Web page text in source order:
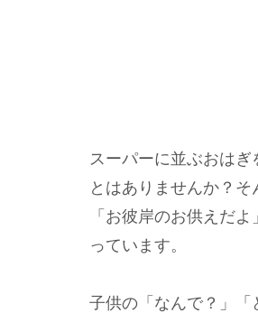
スーパーに並ぶおは
とはありませんか？
「お彼岸のお供えだ
っています。
子供の「なんで？」